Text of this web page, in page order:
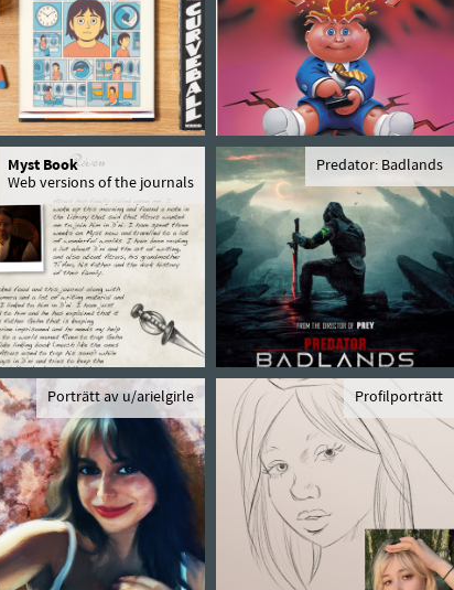
Myst Book
Web versions of the journals
Predator: Badlands
Porträtt av u/arielgirle Profilporträtt